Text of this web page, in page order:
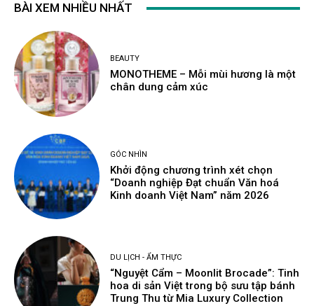
BÀI XEM NHIỀU NHẤT
BEAUTY
MONOTHEME – Mỗi mùi hương là một
chân dung cảm xúc
GÓC NHÌN
Khởi động chương trình xét chọn
“Doanh nghiệp Đạt chuẩn Văn hoá
Kinh doanh Việt Nam” năm 2026
DU LỊCH - ẨM THỰC
“Nguyệt Cẩm – Moonlit Brocade”: Tinh
hoa di sản Việt trong bộ sưu tập bánh
Trung Thu từ Mia Luxury Collection